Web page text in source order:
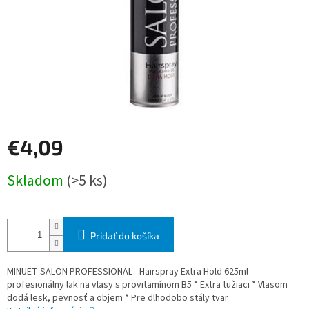
€4,09
cena:
Skladom (>5 ks)
Pridať do košíka
MINUET SALON PROFESSIONAL - Hairspray Extra Hold 625ml -
profesionálny lak na vlasy s provitamínom B5 * Extra tužiaci * Vlasom
dodá lesk, pevnosť a objem * Pre dlhodobo stály tvar